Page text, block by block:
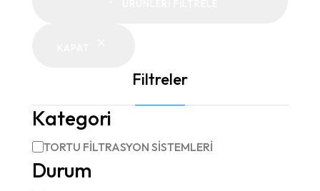
Filtreler
Kategori
Kategori
TORTU FİLTRASYON SİSTEMLERİ
Durum